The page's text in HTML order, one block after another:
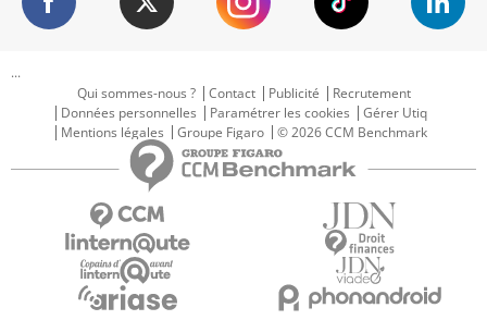
...
Qui sommes-nous ?
Contact Publicité
Recrutement
Données personnelles
Paramétrer les cookies
Gérer Utiq
Mentions légales
Groupe Figaro © 2026 CCM Benchmark